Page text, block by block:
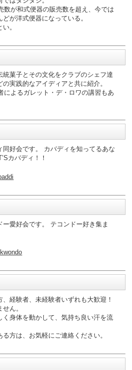
数が和式便器の販売数を超え、今では
が洋式便器になっている。
。
菓子とその文化をクラブのシェフ達
実践的なアイディアと共に紹介。
によるガレット・デ・ロワの講習もあ
同好会です。 カバディを知ってるあな
カバディ！！
ー愛好会です。 テコンドー好き集ま
経験者、未経験者いずれも大歓迎！
ん。
く身体を動かして、気持ち良い汗を流
方は、お気軽にご連絡ください。